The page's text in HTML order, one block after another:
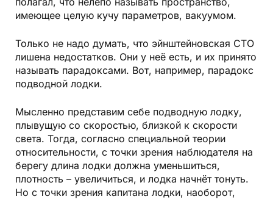
имеющее целую кучу параметров, вакуумом.
Только не надо думать, что эйнштейновская СТО
лишена недостатков. Они у неё есть, и их принято
называть парадоксами. Вот, например, парадокс
подводной лодки.
Мысленно представим себе подводную лодку,
плывущую со скоростью, близкой к скорости
света. Тогда, согласно специальной теории
относительности, с точки зрения наблюдателя на
берегу длина лодки должна уменьшиться,
плотность – увеличиться, и лодка начнёт тонуть.
Но с точки зрения капитана лодки, наоборот,